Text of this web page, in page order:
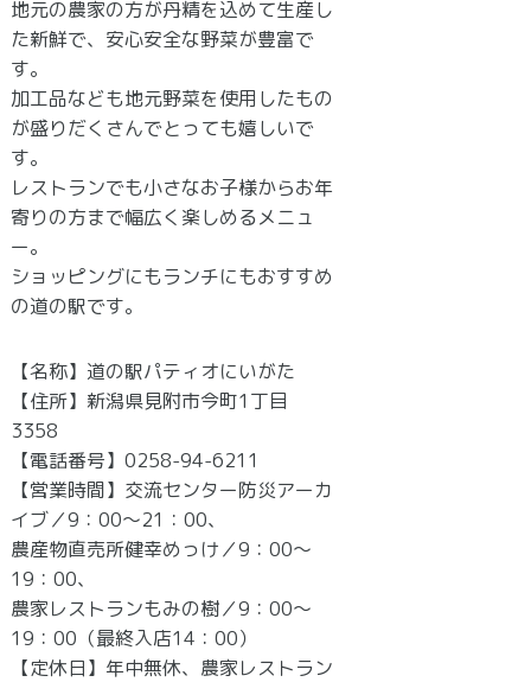
地元の農家の方が丹精を込めて生産し
た新鮮で、安心安全な野菜が豊富で
す。
加工品なども地元野菜を使用したもの
が盛りだくさんでとっても嬉しいで
す。
レストランでも小さなお子様からお年
寄りの方まで幅広く楽しめるメニュ
ー。
ショッピングにもランチにもおすすめ
の道の駅です。
【名称】道の駅パティオにいがた
【住所】新潟県見附市今町1丁目
3358
【電話番号】0258-94-6211
【営業時間】交流センター防災アーカ
イブ／9：00～21：00、
農産物直売所健幸めっけ／9：00～
19：00、
農家レストランもみの樹／9：00～
19：00（最終入店14：00）
【定休日】年中無休、農家レストラン